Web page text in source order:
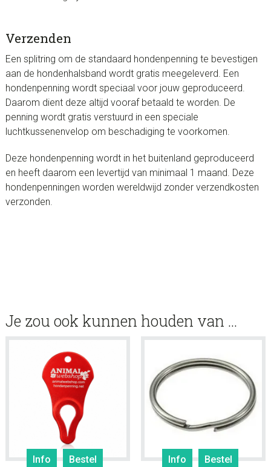
Verzenden
Een splitring om de standaard hondenpenning te bevestigen
aan de hondenhalsband wordt gratis meegeleverd. Een
hondenpenning wordt speciaal voor jouw geproduceerd.
Daarom dient deze altijd vooraf betaald te worden. De
penning wordt gratis verstuurd in een speciale
luchtkussenenvelop om beschadiging te voorkomen.
Deze hondenpenning wordt in het buitenland geproduceerd
en heeft daarom een levertijd van minimaal 1 maand. Deze
hondenpenningen worden wereldwijd zonder verzendkosten
verzonden.
Je zou ook kunnen houden van …
Info Bestel Info Bestel